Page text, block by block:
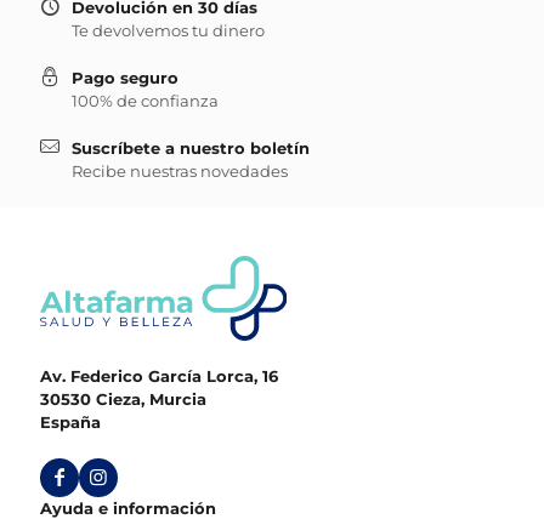
Devolución en 30 días
Te devolvemos tu dinero
Pago seguro
100% de confianza
Suscríbete a nuestro boletín
Recibe nuestras novedades
Av. Federico García Lorca, 16
30530 Cieza, Murcia
España
Ayuda e información